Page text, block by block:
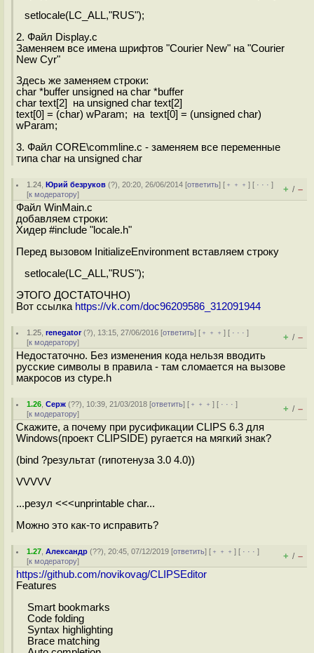
setlocale(LC_ALL,"RUS");
2. Файл Display.c
Заменяем все имена шрифтов "Courier New" на "Courier
New Cyr"
Здесь же заменяем строки:
char *buffer unsigned на char *buffer
char text[2] на unsigned char text[2]
text[0] = (char) wParam; на text[0] = (unsigned char)
wParam;
3. Файл CORE\commline.c - заменяем все переменные
типа char на unsigned char
1.24 ,Юрий безруков (?), 20:20, 26/06/2014 [ответить] [ ﹢﹢﹢] [ · · ·]
[к модератору] + / –
Файл WinMain.c
добавляем строки:
Хидер #include "locale.h"
Перед вызовом InitializeEnvironment вставляем строку
setlocale(LC_ALL,"RUS");
ЭТОГО ДОСТАТОЧНО)
Вот ссылка https://vk.com/doc96209586_312091944
1.25 ,renegator(?), 13:15, 27/06/2016 [ответить] [ ﹢﹢﹢] [ · · ·]
[к модератору] + / –
Недостаточно. Без изменения кода нельзя вводить
русские символы в правила - там сломается на вызове
макросов из ctype.h
1.26 ,Серж (??), 10:39, 21/03/2018 [ответить] [ ﹢﹢﹢] [ · · ·]
[к модератору] + / –
Скажите, а почему при русификации CLIPS 6.3 для
Windows(проект CLIPSIDE) ругается на мягкий знак?
(bind ?результат (гипотенуза 3.0 4.0))
VVVVV
...резул <<<unprintable char...
Можно это как-то исправить?
1.27 ,Александр (??), 20:45, 07/12/2019 [ответить] [ ﹢﹢﹢] [ · · ·]
[к модератору] + / –
https://github.com/novikovag/CLIPSEditor
Features
Smart bookmarks
Code folding
Syntax highlighting
Brace matching